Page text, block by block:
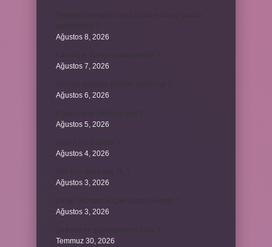
Ağustos 8, 2026
Ağustos 7, 2026
Ağustos 6, 2026
Ağustos 5, 2026
Ağustos 4, 2026
Ağustos 3, 2026
Ağustos 3, 2026
Temmuz 30, 2026